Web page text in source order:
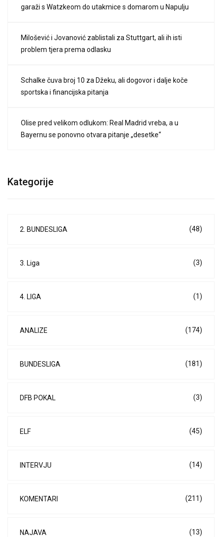
garaži s Watzkeom do utakmice s domarom u Napulju
Milošević i Jovanović zablistali za Stuttgart, ali ih isti
problem tjera prema odlasku
Schalke čuva broj 10 za Džeku, ali dogovor i dalje koče
sportska i financijska pitanja
Olise pred velikom odlukom: Real Madrid vreba, a u
Bayernu se ponovno otvara pitanje „desetke“
Kategorije
2. BUNDESLIGA (48)
3. Liga (3)
4. LIGA (1)
ANALIZE (174)
BUNDESLIGA (181)
DFB POKAL (3)
ELF (45)
INTERVJU (14)
KOMENTARI (211)
NAJAVA (13)